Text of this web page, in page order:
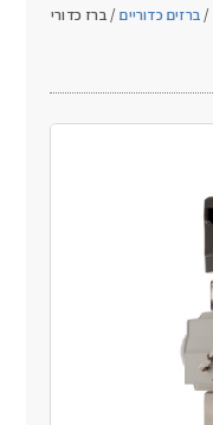
/ברזים כדוריים/ ברז כדורי